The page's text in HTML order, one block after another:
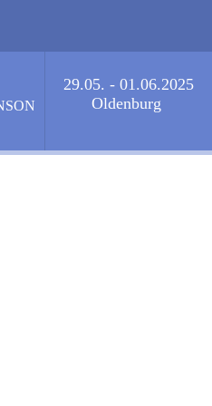
29.05. - 01.06.2025
Oldenburg